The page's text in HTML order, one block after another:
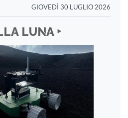
GIOVEDÌ 30 LUGLIO 2026
LUNA ‣